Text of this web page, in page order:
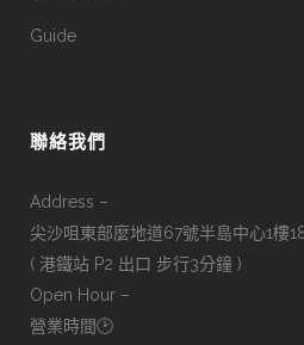
Guide
聯絡我們
Address –
尖沙咀東部麼地道67號半島中心1樓
( 港鐵站 P2 出口 步行3分鐘 )
Open Hour –
營業時間🕑